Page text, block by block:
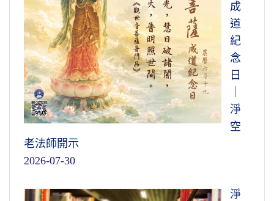
成
道
紀
念
日
淨
空
老法師開示
2026-07-30
淨